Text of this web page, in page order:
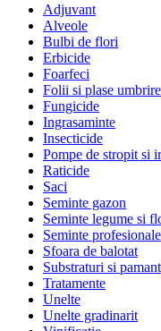
Adjuvant
Alveole
Bulbi de flori
Erbicide
Foarfeci
Folii si plase umbrire
Fungicide
Ingrasaminte
Insecticide
Pompe de stropit si
Raticide
Saci
Seminte gazon
Seminte legume si
Seminte profesionale
Sfoara de balotat
Substraturi si pamant
Tratamente
Unelte
Unelte gradinarit